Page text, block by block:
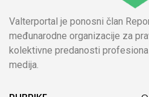
Valterportal je ponosni član
međunarodne organizacije za
kolektivne predanosti
medija.